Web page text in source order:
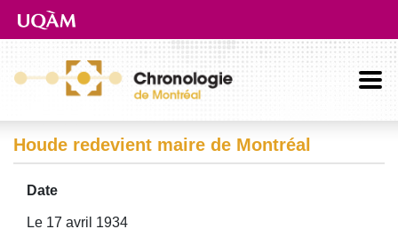
Aller directement au contenu principal
Houde redevient maire de Montréal
Date
Le 17 avril 1934